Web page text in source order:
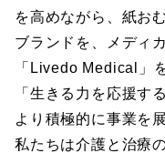
を高めながら、紙お
ブランドを、メディ
「Livedo Medical」
「生きる力を応援す
より積極的に事業を
私たちは介護と治療